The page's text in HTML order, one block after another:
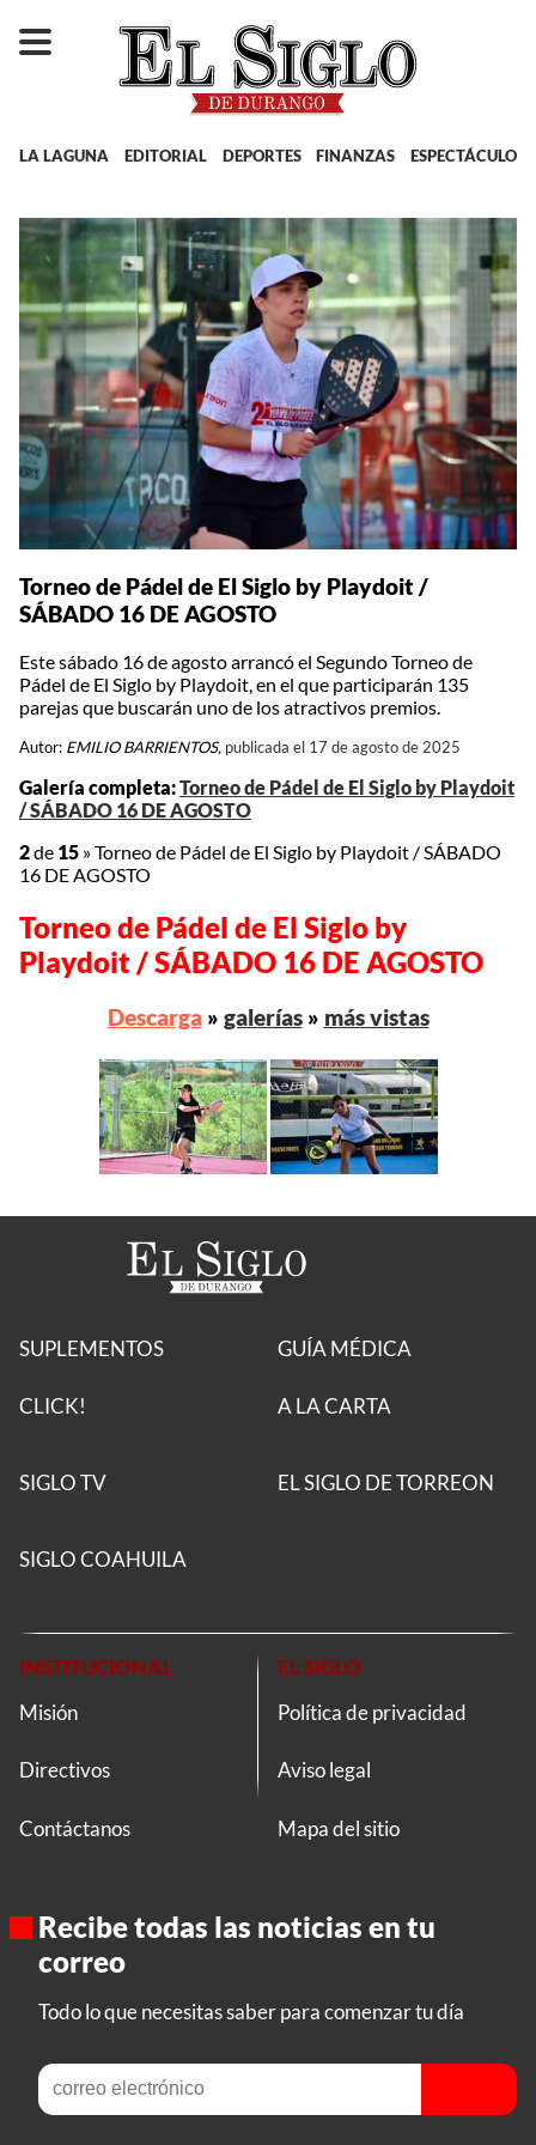
LA LAGUNA EDITORIAL DEPORTES FINANZAS ESPECTÁCULOS
Torneo de Pádel de El Siglo by Playdoit /
SÁBADO 16 DE AGOSTO
Este sábado 16 de agosto arrancó el Segundo Torneo de
Pádel de El Siglo by Playdoit, en el que participarán 135
parejas que buscarán uno de los atractivos premios.
Autor: EMILIO BARRIENTOS, publicada el 17 de agosto de 2025
Galería completa:Torneo de Pádel de El Siglo by Playdoit
/ SÁBADO 16 DE AGOSTO
2de 15 »Torneo de Pádel de El Siglo by Playdoit / SÁBADO
16 DE AGOSTO
Torneo de Pádel de El Siglo by
Playdoit / SÁBADO 16 DE AGOSTO
Descarga» galerías» más vistas
SUPLEMENTOS
CLICK!
GUÍA MÉDICA
A LA CARTA
SIGLO TV EL SIGLO DE TORREON
SIGLO COAHUILA
INSTITUCIONAL
Misión
Directivos
Contáctanos
EL SIGLO
Política de privacidad
Aviso legal
Mapa del sitio
Recibe todas las noticias en tu
correo
Todo lo que necesitas saber para comenzar tu día